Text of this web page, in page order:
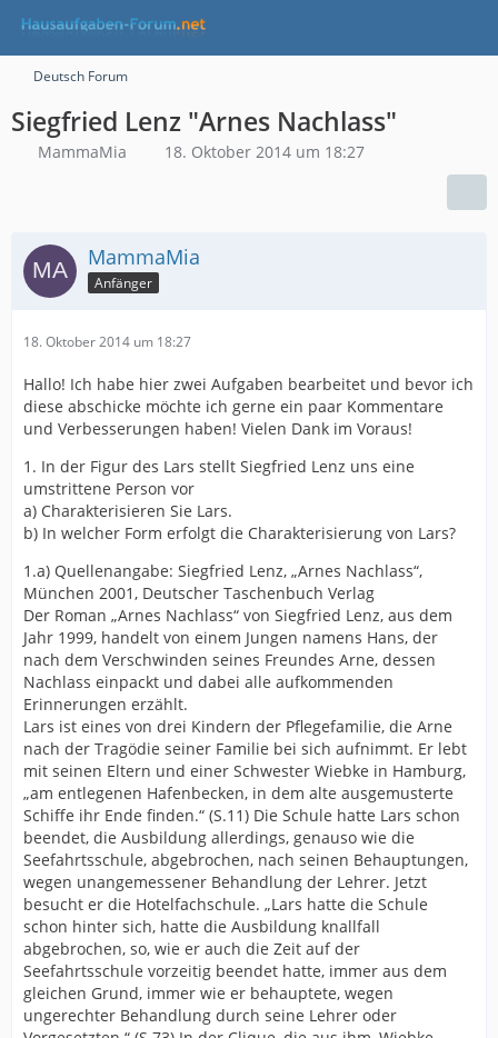
Deutsch Forum
Siegfried Lenz "Arnes Nachlass"
MammaMia 18. Oktober 2014 um 18:27
MammaMia
Anfänger
18. Oktober 2014 um 18:27
Hallo! Ich habe hier zwei Aufgaben bearbeitet und bevor ich
diese abschicke möchte ich gerne ein paar Kommentare
und Verbesserungen haben! Vielen Dank im Voraus!
1. In der Figur des Lars stellt Siegfried Lenz uns eine
umstrittene Person vor
a) Charakterisieren Sie Lars.
b) In welcher Form erfolgt die Charakterisierung von Lars?
1.a) Quellenangabe: Siegfried Lenz, „Arnes Nachlass“,
München 2001, Deutscher Taschenbuch Verlag
Der Roman „Arnes Nachlass“ von Siegfried Lenz, aus dem
Jahr 1999, handelt von einem Jungen namens Hans, der
nach dem Verschwinden seines Freundes Arne, dessen
Nachlass einpackt und dabei alle aufkommenden
Erinnerungen erzählt.
Lars ist eines von drei Kindern der Pflegefamilie, die Arne
nach der Tragödie seiner Familie bei sich aufnimmt. Er lebt
mit seinen Eltern und einer Schwester Wiebke in Hamburg,
„am entlegenen Hafenbecken, in dem alte ausgemusterte
Schiffe ihr Ende finden.“ (S.11) Die Schule hatte Lars schon
beendet, die Ausbildung allerdings, genauso wie die
Seefahrtsschule, abgebrochen, nach seinen Behauptungen,
wegen unangemessener Behandlung der Lehrer. Jetzt
besucht er die Hotelfachschule. „Lars hatte die Schule
schon hinter sich, hatte die Ausbildung knallfall
abgebrochen, so, wie er auch die Zeit auf der
Seefahrtsschule vorzeitig beendet hatte, immer aus dem
gleichen Grund, immer wie er behauptete, wegen
ungerechter Behandlung durch seine Lehrer oder